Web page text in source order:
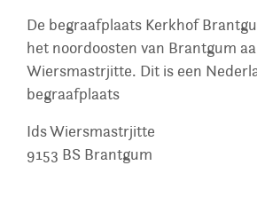
De begraafplaats Kerkhof
het noordoosten van Brantgum
Wiersmastrjitte. Dit is een
begraafplaats
Ids Wiersmastrjitte
9153 BS Brantgum